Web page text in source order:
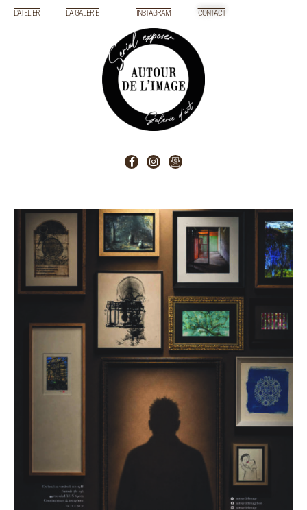
L'ATELIER LA GALERIE INSTAGRAM CONTACT